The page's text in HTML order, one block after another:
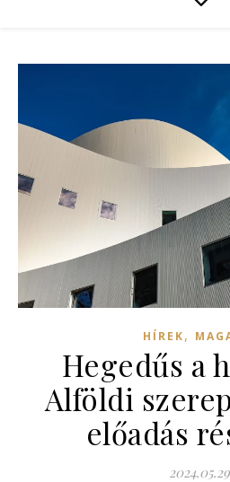
HÍREK,
Hegedűs a
Alföldi
előadás